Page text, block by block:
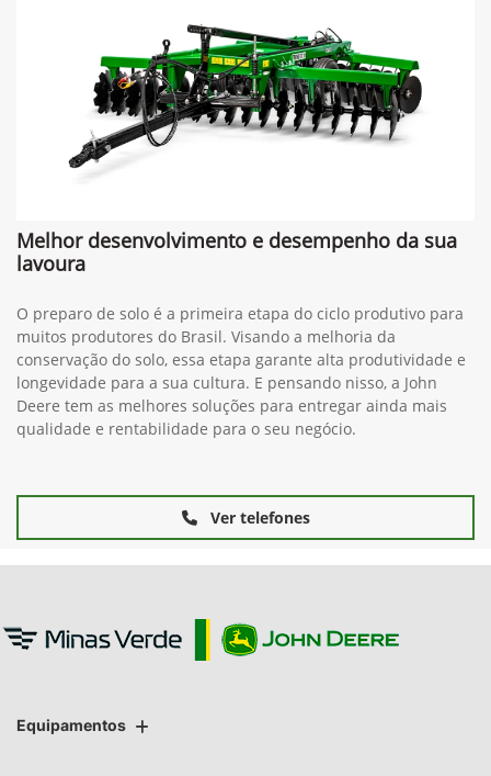
Melhor desenvolvimento e desempenho da sua
lavoura
O preparo de solo é a primeira etapa do ciclo produtivo para
muitos produtores do Brasil. Visando a melhoria da
conservação do solo, essa etapa garante alta produtividade e
longevidade para a sua cultura. E pensando nisso, a John
Deere tem as melhores soluções para entregar ainda mais
qualidade e rentabilidade para o seu negócio.
Ver telefones
Equipamentos